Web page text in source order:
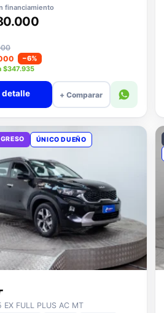
financiamiento
−6%
$347.935
detalle + Comparar